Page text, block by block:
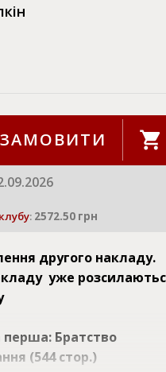
: 2572.50 грн
другого накладу.
уже
перша: Братство
(544 стор.)